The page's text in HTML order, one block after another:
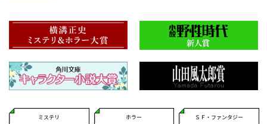
ミステリ ホラー ＳＦ・ファンタジー